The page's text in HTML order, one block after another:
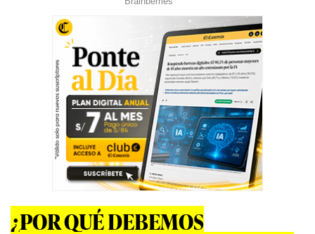
¿POR QUÉ DEBEMOS